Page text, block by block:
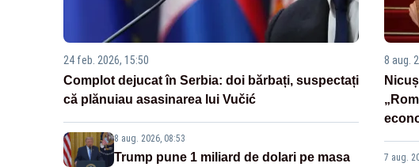
24 feb. 2026, 15:50
Complot dejucat în Serbia: doi bărbați, suspectați
că plănuiau asasinarea lui Vučić
8 aug. 2026, 08:53
Trump pune 1 miliard de dolari pe masa
8 aug.
7 aug.